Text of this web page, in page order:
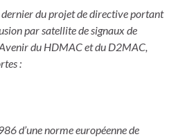
dernier du projet de directive portant
par satellite de signaux de
du HDMAC et du D2MAC,
:
d’une norme européenne de